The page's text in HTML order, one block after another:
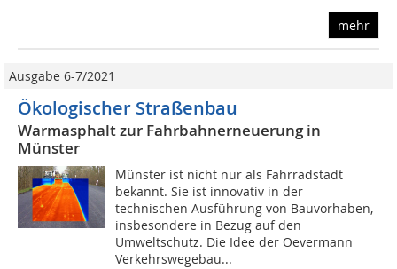
mehr
Ausgabe 6-7/2021
Ökologischer Straßenbau
Warmasphalt zur Fahrbahnerneuerung in
Münster
Münster ist nicht nur als Fahrradstadt
bekannt. Sie ist innovativ in der
technischen Ausführung von Bauvorhaben,
insbesondere in Bezug auf den
Umweltschutz. Die Idee der Oevermann
Verkehrswegebau...